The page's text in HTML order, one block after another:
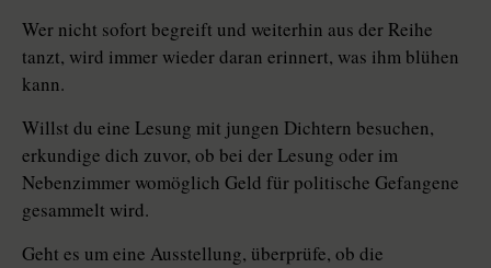
Wer nicht sofort begreift und weiterhin aus der Reihe
tanzt, wird immer wieder daran erinnert, was ihm blühen
kann.
Willst du eine Lesung mit jungen Dichtern besuchen,
erkundige dich zuvor, ob bei der Lesung oder im
Nebenzimmer womöglich Geld für politische Gefangene
gesammelt wird.
Geht es um eine Ausstellung, überprüfe, ob die